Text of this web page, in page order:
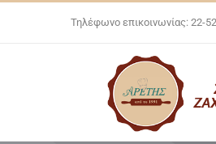
Τηλέφωνο επικοινωνίας: 22-